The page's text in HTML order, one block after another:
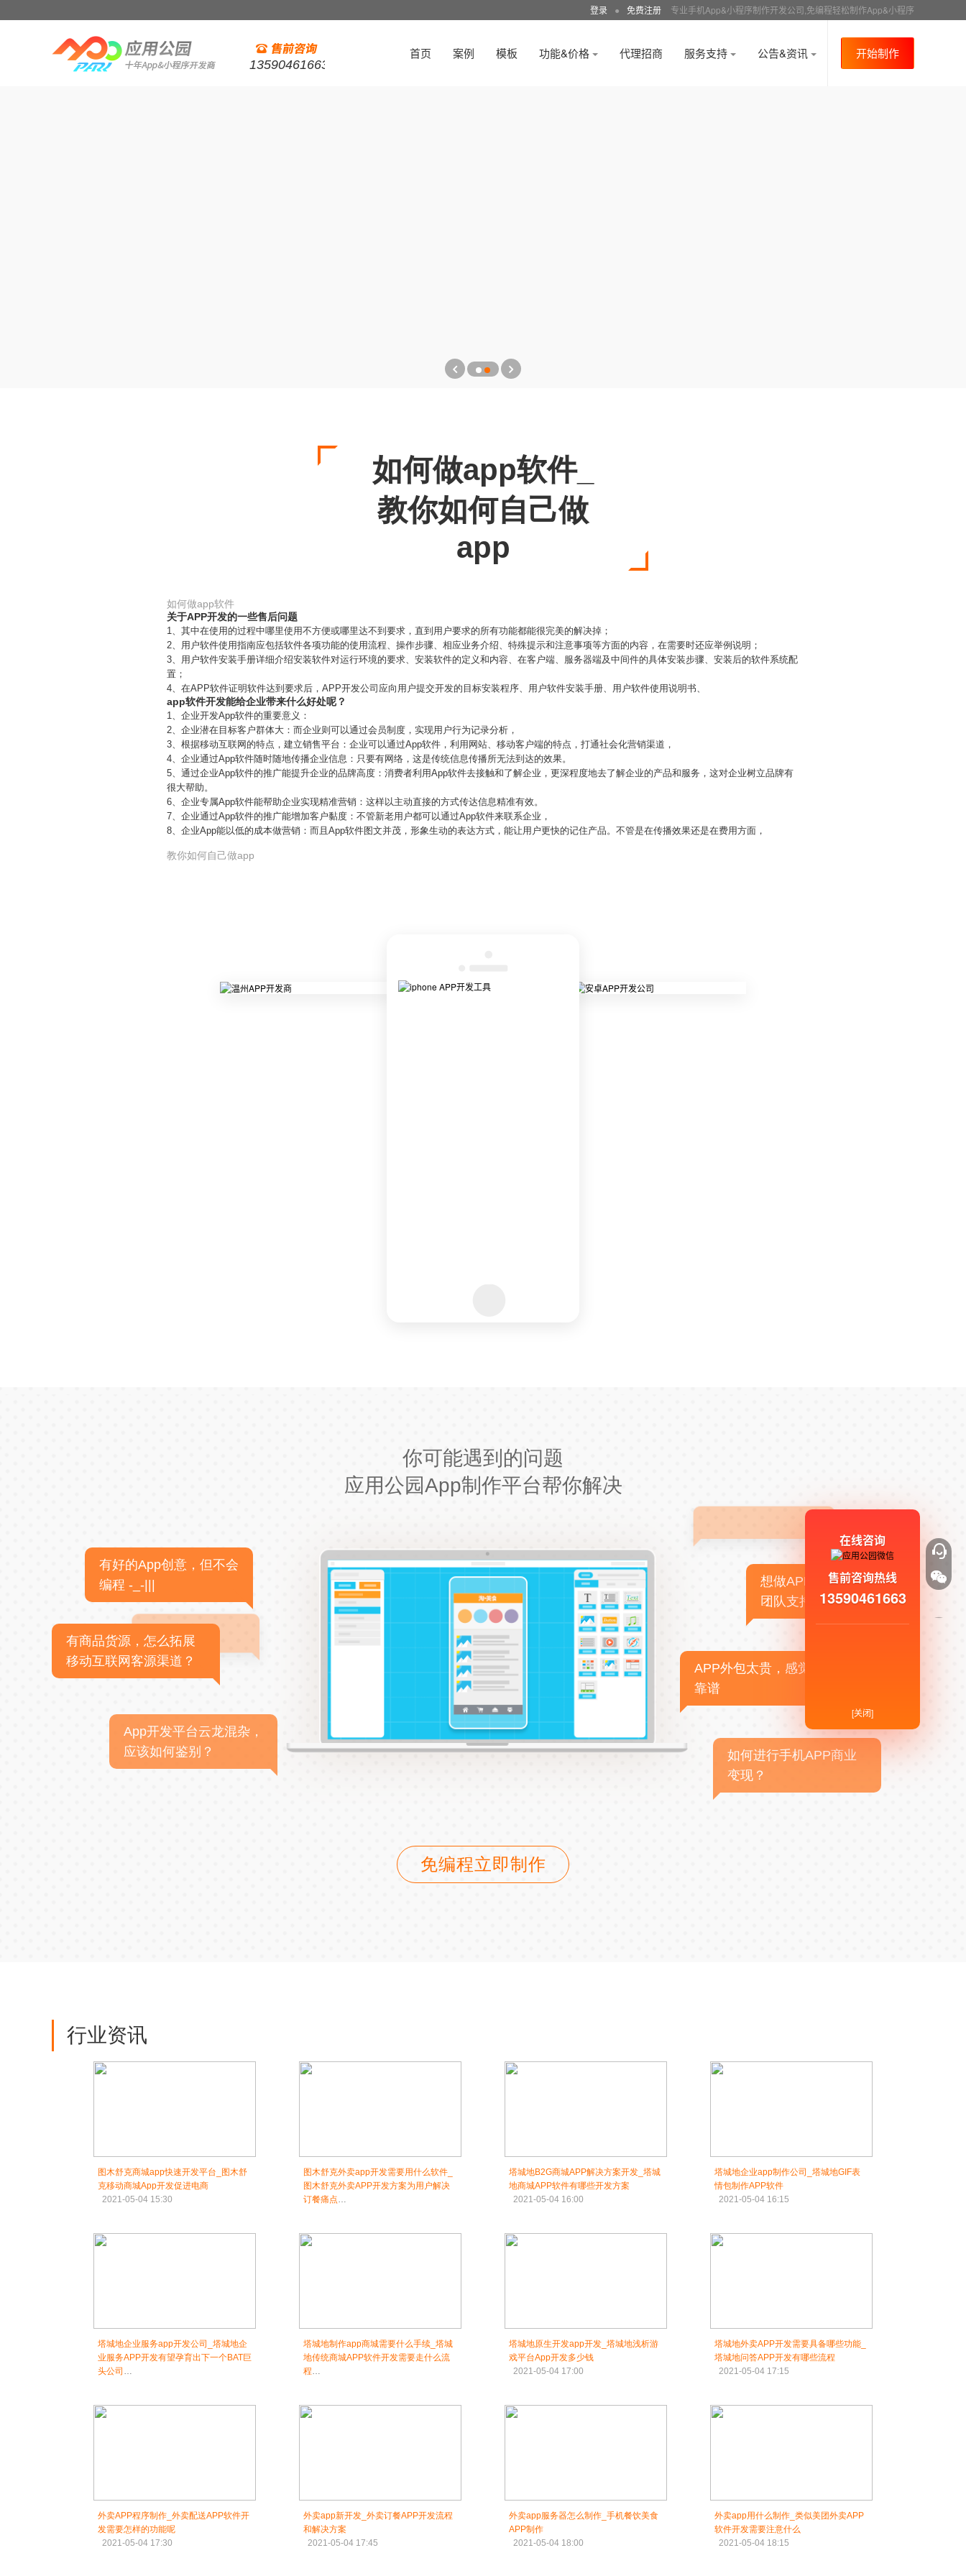
登录 ● 免费注册 专业手机App&小程序制作开发公司,免编程轻松制作App&小程序
13590461663
首页 案例 模板 功能&价格 代理招商 服务支持 公告&资讯 开始制作
如何做app软件_
教你如何自己做
app
如何做app软件
关于APP开发的一些售后问题
1、其中在使用的过程中哪里使用不方便或哪里达不到要求，直到用户要求的所有功能都能很完美的解决掉；
2、用户软件使用指南应包括软件各项功能的使用流程、操作步骤、相应业务介绍、特殊提示和注意事项等方面的内容，在需要时还应举例说明；
3、用户软件安装手册详细介绍安装软件对运行环境的要求、安装软件的定义和内容、在客户端、服务器端及中间件的具体安装步骤、安装后的软件系统配
置；
4、在APP软件证明软件达到要求后，APP开发公司应向用户提交开发的目标安装程序、用户软件安装手册、用户软件使用说明书、
app软件开发能给企业带来什么好处呢？
1、企业开发App软件的重要意义：
2、企业潜在目标客户群体大：而企业则可以通过会员制度，实现用户行为记录分析，
3、根据移动互联网的特点，建立销售平台：企业可以通过App软件，利用网站、移动客户端的特点，打通社会化营销渠道，
4、企业通过App软件随时随地传播企业信息：只要有网络，这是传统信息传播所无法到达的效果。
5、通过企业App软件的推广能提升企业的品牌高度：消费者利用App软件去接触和了解企业，更深程度地去了解企业的产品和服务，这对企业树立品牌有
很大帮助。
6、企业专属App软件能帮助企业实现精准营销：这样以主动直接的方式传达信息精准有效。
7、企业通过App软件的推广能增加客户黏度：不管新老用户都可以通过App软件来联系企业，
8、企业App能以低的成本做营销：而且App软件图文并茂，形象生动的表达方式，能让用户更快的记住产品。不管是在传播效果还是在费用方面，
教你如何自己做app
你可能遇到的问题
应用公园App制作平台帮你解决
有好的App创意，但不会
编程 -_-|||
有商品货源，怎么拓展
移动互联网客源渠道？
App开发平台云龙混杂，
应该如何鉴别？
想做APP，但没有技术
团队支持
APP外包太贵，感觉不
靠谱
如何进行手机APP商业
变现？
免编程立即制作
行业资讯
图木舒克商城app快速开发平台_图木舒
克移动商城App开发促进电商
2021-05-04 15:30
图木舒克外卖app开发需要用什么软件_
图木舒克外卖APP开发方案为用户解决
订餐痛点
塔城地B2G商城APP解决方案开发_塔城
地商城APP软件有哪些开发方案
2021-05-04 16:00
塔城地企业app制作公司_塔城地GIF表
情包制作APP软件
2021-05-04 16:15
塔城地企业服务app开发公司_塔城地企
业服务APP开发有望孕育出下一个BAT巨
头公司
塔城地制作app商城需要什么手续_塔城
地传统商城APP软件开发需要走什么流
程
塔城地原生开发app开发_塔城地浅析游
戏平台App开发多少钱
2021-05-04 17:00
塔城地外卖APP开发需要具备哪些功能_
塔城地问答APP开发有哪些流程
2021-05-04 17:15
外卖APP程序制作_外卖配送APP软件开
发需要怎样的功能呢
2021-05-04 17:30
外卖app新开发_外卖订餐APP开发流程
和解决方案
2021-05-04 17:45
外卖app服务器怎么制作_手机餐饮美食
APP制作
2021-05-04 18:00
外卖app用什么制作_类似美团外卖APP
软件开发需要注意什么
2021-05-04 18:15
在线咨询
售前咨询热线
13590461663
[关闭]